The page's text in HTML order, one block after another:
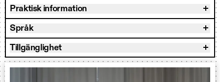
Praktisk information
Språk
Tillgänglighet